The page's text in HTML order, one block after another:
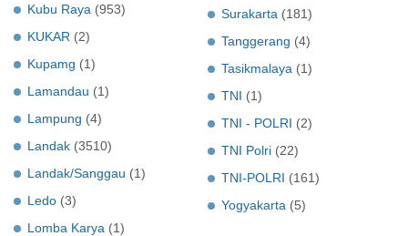
Kubu Raya (953)
KUKAR (2)
Kupamg (1)
Lamandau (1)
Lampung (4)
Landak (3510)
Landak/Sanggau (1)
Ledo (3)
Lomba Karya (1)
Surakarta (181)
Tanggerang (4)
Tasikmalaya (1)
TNI (1)
TNI - POLRI (2)
TNI Polri (22)
TNI-POLRI (161)
Yogyakarta (5)